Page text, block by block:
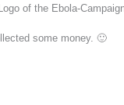
of the Ebola-
some money. 🙂